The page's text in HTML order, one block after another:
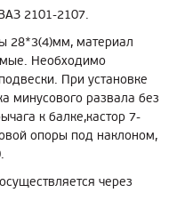
2101-2107.
28*3(4)мм, материал
Необходимо
При установке
минусового развала без
к балке,кастор 7-
опоры под наклоном,
через